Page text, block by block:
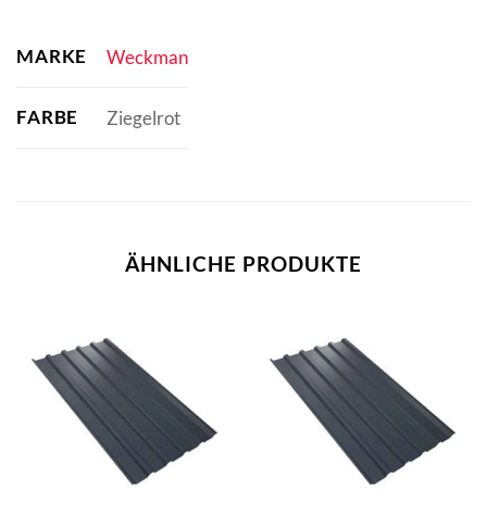
MARKE Weckman
FARBE Ziegelrot
ÄHNLICHE PRODUKTE